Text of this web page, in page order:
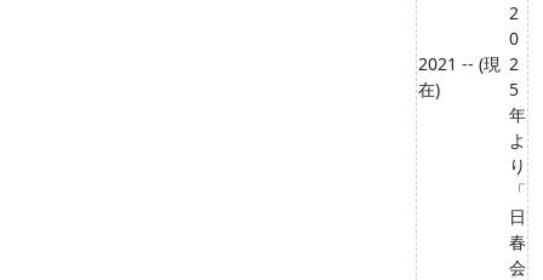
2021 -- (現
在)
2
0
2
5
年
よ
り
「
日
春
会